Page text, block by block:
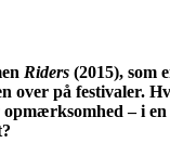
Riders (2015), som
over på festivaler.
– i en